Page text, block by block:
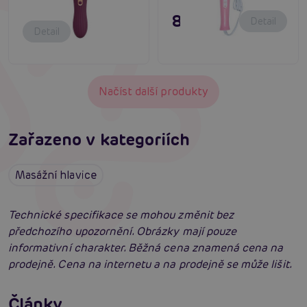
Detail 895 Kč Detail
Načíst další produkty
Zařazeno v kategoriích
Masážní hlavice
Technické specifikace se mohou změnit bez
předchozího upozornění. Obrázky mají pouze
informativní charakter. Běžná cena znamená cena na
prodejně. Cena na internetu a na prodejně se může lišit.
vibrátor?